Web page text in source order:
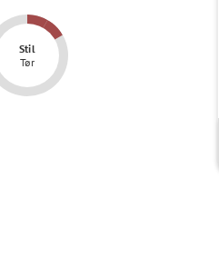
Stil
Tør